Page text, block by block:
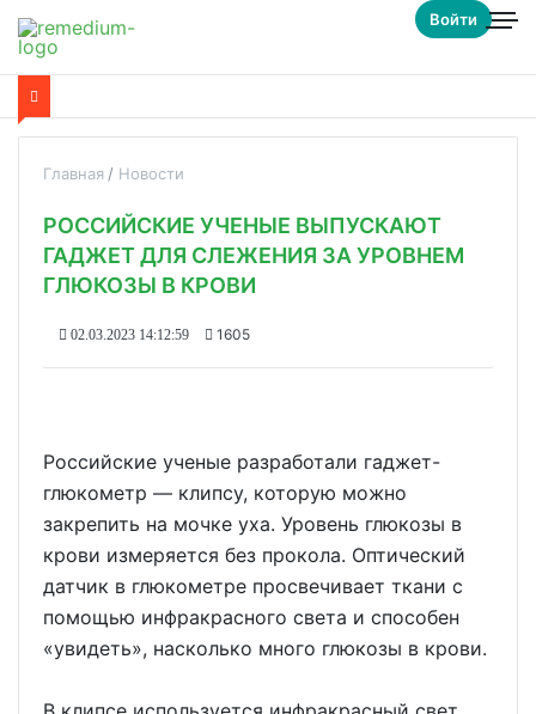
Войти
Главная Новости
РОССИЙСКИЕ УЧЕНЫЕ ВЫПУСКАЮТ
ГАДЖЕТ ДЛЯ СЛЕЖЕНИЯ ЗА УРОВНЕМ
ГЛЮКОЗЫ В КРОВИ
02.03.2023 14:12:59 1605
Российские ученые разработали гаджет-
глюкометр — клипсу, которую можно
закрепить на мочке уха. Уровень глюкозы в
крови измеряется без прокола. Оптический
датчик в глюкометре просвечивает ткани с
помощью инфракрасного света и способен
«увидеть», насколько много глюкозы в крови.